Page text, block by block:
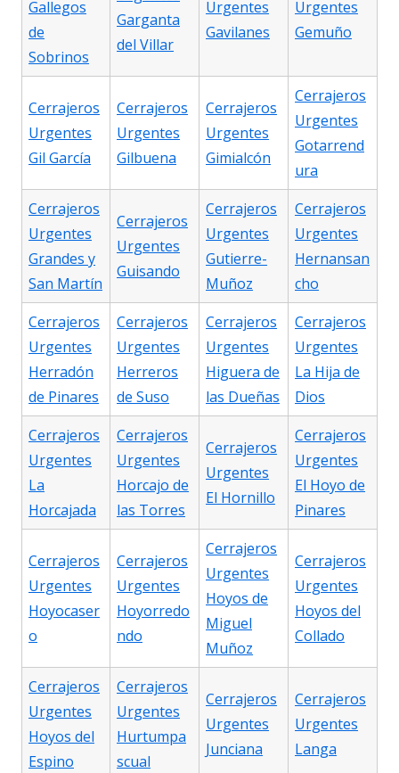
Gallegos
de
Sobrinos
Garganta
del Villar
Urgentes
Gavilanes
Urgentes
Gemuño
Cerrajeros
Urgentes
Gil García
Cerrajeros
Urgentes
Gilbuena
Cerrajeros
Urgentes
Gimialcón
Cerrajeros
Urgentes
Gotarrend
ura
Cerrajeros
Urgentes
Grandes y
San Martín
Cerrajeros
Urgentes
Guisando
Cerrajeros
Urgentes
Gutierre-
Muñoz
Cerrajeros
Urgentes
Hernansan
cho
Cerrajeros
Urgentes
Herradón
de Pinares
Cerrajeros
Urgentes
Herreros
de Suso
Cerrajeros
Urgentes
Higuera de
las Dueñas
Cerrajeros
Urgentes
La Hija de
Dios
Cerrajeros
Urgentes
La
Horcajada
Cerrajeros
Urgentes
Horcajo de
las Torres
Cerrajeros
Urgentes
El Hornillo
Cerrajeros
Urgentes
El Hoyo de
Pinares
Cerrajeros
Urgentes
Hoyocaser
o
Cerrajeros
Urgentes
Hoyorredo
ndo
Cerrajeros
Urgentes
Hoyos de
Miguel
Muñoz
Cerrajeros
Urgentes
Hoyos del
Collado
Cerrajeros
Urgentes
Hoyos del
Espino
Cerrajeros
Urgentes
Hurtumpa
scual
Cerrajeros
Urgentes
Junciana
Cerrajeros
Urgentes
Langa